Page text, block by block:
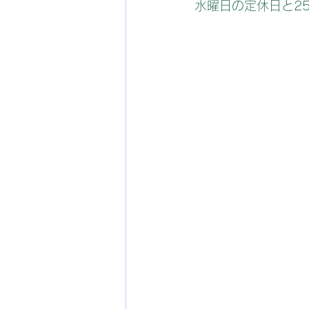
水曜日の定休日と